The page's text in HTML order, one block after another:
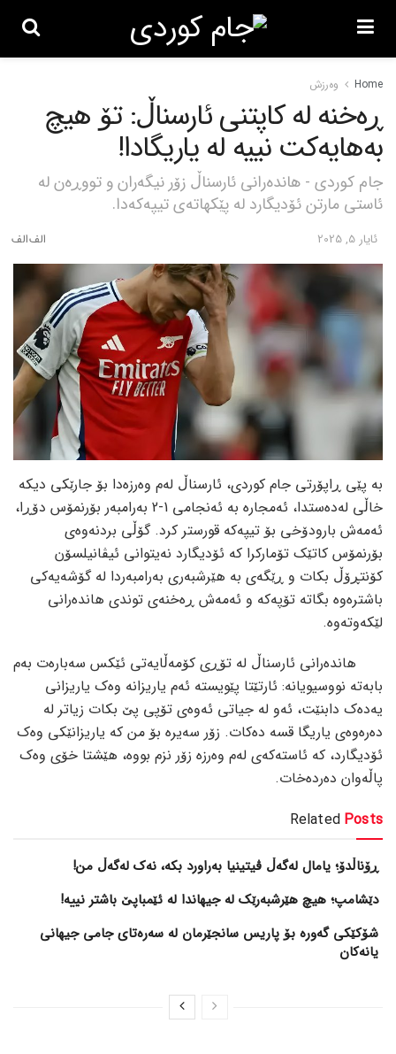
Home وەرزش
ڕەخنە لە کاپتنی ئارسناڵ: تۆ هیچ
بەهایەکت نییە لە یاریگادا!
جام کوردی - هاندەرانی ئارسناڵ زۆر نیگەران و تووڕەن لە
ئاستی مارتن ئۆدیگارد لە پێکهاتەی تیپەکەدا.
ئایار 5, 2025
بە پێی ڕاپۆرتی جام کوردی، ئارسناڵ لەم وەرزەدا بۆ جارێکی دیکە
خاڵی لەدەستدا، ئەمجارە بە ئەنجامی 1-2 بەرامبەر بۆرنمۆس دۆڕا،
ئەمەش بارودۆخی بۆ تیپەکە قورستر کرد. گۆڵی بردنەوەی
بۆرنمۆس کاتێک تۆمارکرا کە ئۆدیگارد نەیتوانی ئیڤانیلسۆن
کۆنتڕۆڵ بکات و ڕێگەی بە هێرشبەری بەرامبەردا لە گۆشەیەکی
باشترەوە بگاتە تۆپەکە و ئەمەش ڕەخنەی توندی هاندەرانی
لێکەوتەوە.
هاندەرانی ئارسناڵ لە تۆڕی کۆمەڵایەتی ئێکس سەبارەت بەم
بابەتە نووسیویانە: ئارتێتا پێویستە ئەم یاریزانە وەک یاریزانی
یەدەک دابنێت، ئەو لە جیاتی ئەوەی تۆپی پێ بکات زیاتر لە
دەرەوەی یاریگا قسە دەکات. زۆر سەیرە بۆ من کە یاریزانێکی وەک
ئۆدیگارد، کە ئاستەکەی لەم وەرزە زۆر نزم بووە، هێشتا خۆی وەک
پاڵەوان دەردەخات.
Related Posts
ڕۆناڵدۆ؛ یامال لەگەڵ ڤیتینیا بەراورد بکە، نەک لەگەڵ من!
دێشامپ؛ هیچ هێرشبەرێک لە جیهاندا لە ئێمباپێ باشتر نییە!
شۆکێکی گەورە بۆ پاریس سانجێرمان لە سەرەتای جامی جیهانی
یانەکان